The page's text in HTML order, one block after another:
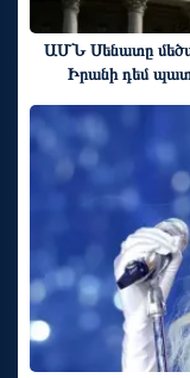
ԱՄՆ Սենատը
Իրանի դեմ